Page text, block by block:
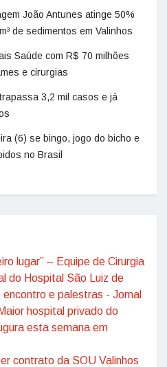
João Antunes atinge 50%
de sedimentos em Valinhos
Saúde com R$ 70 milhões
e cirurgias
3,2 mil casos e já
(6) se bingo, jogo do bicho e
no Brasil
lugar” – Equipe de Cirurgia
do Hospital São Luiz de
e palestras - Jornal
Maior hospital privado do
esta semana em
contrato da SOU Valinhos